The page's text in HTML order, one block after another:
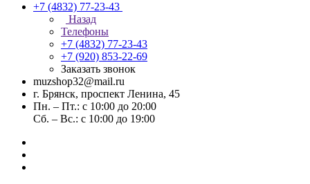
+7 (4832) 77-23-43
Назад
Телефоны
+7 (4832) 77-23-43
+7 (920) 853-22-69
Заказать звонок
muzshop32@mail.ru
г. Брянск, проспект Ленина, 45
Пн. – Пт.: с 10:00 до 20:00
Сб. – Вс.: с 10:00 до 19:00